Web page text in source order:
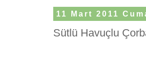
11 Mart 2011
Sütlü Havuçlu